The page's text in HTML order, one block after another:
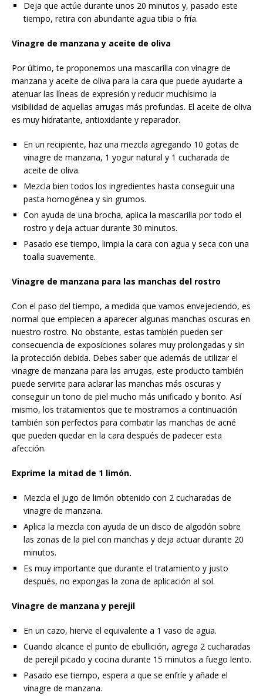
Deja que actúe durante unos 20 minutos y, pasado este
tiempo, retira con abundante agua tibia o fría.
Vinagre de manzana y aceite de oliva
Por último, te proponemos una mascarilla con vinagre de
manzana y aceite de oliva para la cara que puede ayudarte a
atenuar las líneas de expresión y reducir muchísimo la
visibilidad de aquellas arrugas más profundas. El aceite de oliva
es muy hidratante, antioxidante y reparador.
En un recipiente, haz una mezcla agregando 10 gotas de
vinagre de manzana, 1 yogur natural y 1 cucharada de
aceite de oliva.
Mezcla bien todos los ingredientes hasta conseguir una
pasta homogénea y sin grumos.
Con ayuda de una brocha, aplica la mascarilla por todo el
rostro y deja actuar durante 30 minutos.
Pasado ese tiempo, limpia la cara con agua y seca con una
toalla suavemente.
Vinagre de manzana para las manchas del rostro
Con el paso del tiempo, a medida que vamos envejeciendo, es
normal que empiecen a aparecer algunas manchas oscuras en
nuestro rostro. No obstante, estas también pueden ser
consecuencia de exposiciones solares muy prolongadas y sin
la protección debida. Debes saber que además de utilizar el
vinagre de manzana para las arrugas, este producto también
puede servirte para aclarar las manchas más oscuras y
conseguir un tono de piel mucho más unificado y bonito. Así
mismo, los tratamientos que te mostramos a continuación
también son perfectos para combatir las manchas de acné
que pueden quedar en la cara después de padecer esta
afección.
Exprime la mitad de 1 limón.
Mezcla el jugo de limón obtenido con 2 cucharadas de
vinagre de manzana.
Aplica la mezcla con ayuda de un disco de algodón sobre
las zonas de la piel con manchas y deja actuar durante 20
minutos.
Es muy importante que durante el tratamiento y justo
después, no expongas la zona de aplicación al sol.
Vinagre de manzana y perejil
En un cazo, hierve el equivalente a 1 vaso de agua.
Cuando alcance el punto de ebullición, agrega 2 cucharadas
de perejil picado y cocina durante 15 minutos a fuego lento.
Pasado ese tiempo, espera a que se enfríe y añade el
vinagre de manzana.